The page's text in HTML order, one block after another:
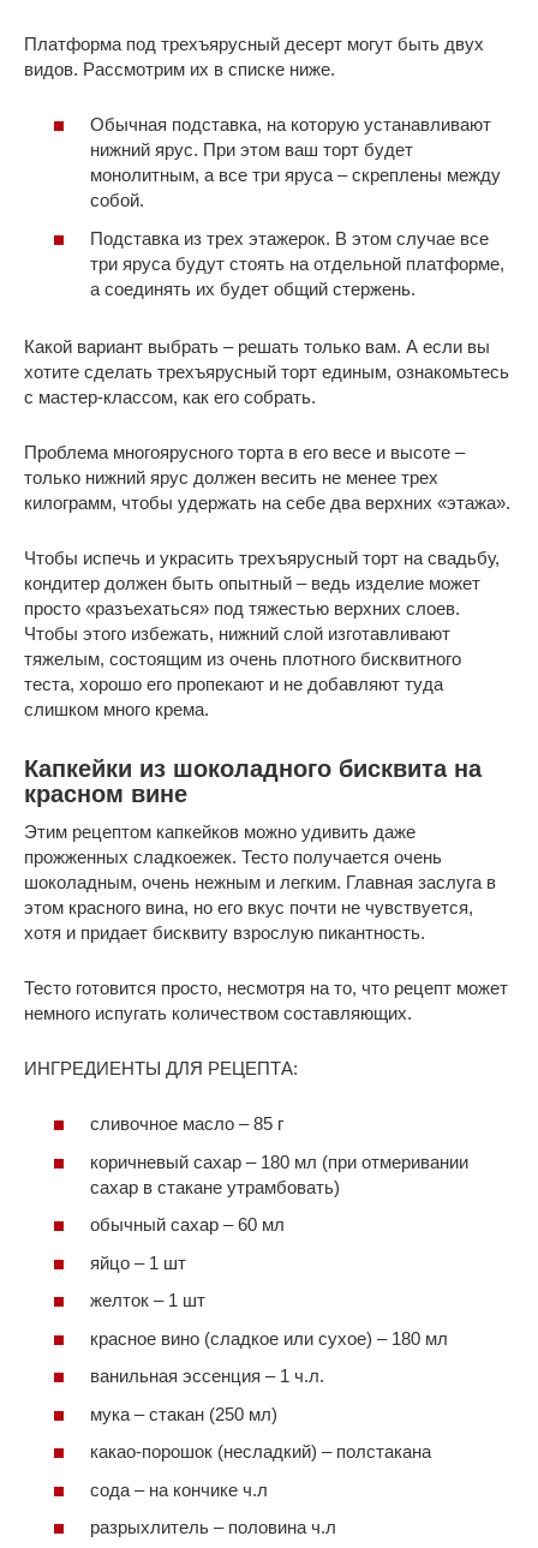
Платформа под трехъярусный десерт могут быть двух
видов. Рассмотрим их в списке ниже.
Обычная подставка, на которую устанавливают
нижний ярус. При этом ваш торт будет
монолитным, а все три яруса – скреплены между
собой.
Подставка из трех этажерок. В этом случае все
три яруса будут стоять на отдельной платформе,
а соединять их будет общий стержень.
Какой вариант выбрать – решать только вам. А если вы
хотите сделать трехъярусный торт единым, ознакомьтесь
с мастер-классом, как его собрать.
Проблема многоярусного торта в его весе и высоте –
только нижний ярус должен весить не менее трех
килограмм, чтобы удержать на себе два верхних «этажа».
Чтобы испечь и украсить трехъярусный торт на свадьбу,
кондитер должен быть опытный – ведь изделие может
просто «разъехаться» под тяжестью верхних слоев.
Чтобы этого избежать, нижний слой изготавливают
тяжелым, состоящим из очень плотного бисквитного
теста, хорошо его пропекают и не добавляют туда
слишком много крема.
Капкейки из шоколадного бисквита на
красном вине
Этим рецептом капкейков можно удивить даже
прожженных сладкоежек. Тесто получается очень
шоколадным, очень нежным и легким. Главная заслуга в
этом красного вина, но его вкус почти не чувствуется,
хотя и придает бисквиту взрослую пикантность.
Тесто готовится просто, несмотря на то, что рецепт может
немного испугать количеством составляющих.
ИНГРЕДИЕНТЫ ДЛЯ РЕЦЕПТА:
сливочное масло – 85 г
коричневый сахар – 180 мл (при отмеривании
сахар в стакане утрамбовать)
обычный сахар – 60 мл
яйцо – 1 шт
желток – 1 шт
красное вино (сладкое или сухое) – 180 мл
ванильная эссенция – 1 ч.л.
мука – стакан (250 мл)
какао-порошок (несладкий) – полстакана
сода – на кончике ч.л
разрыхлитель – половина ч.л